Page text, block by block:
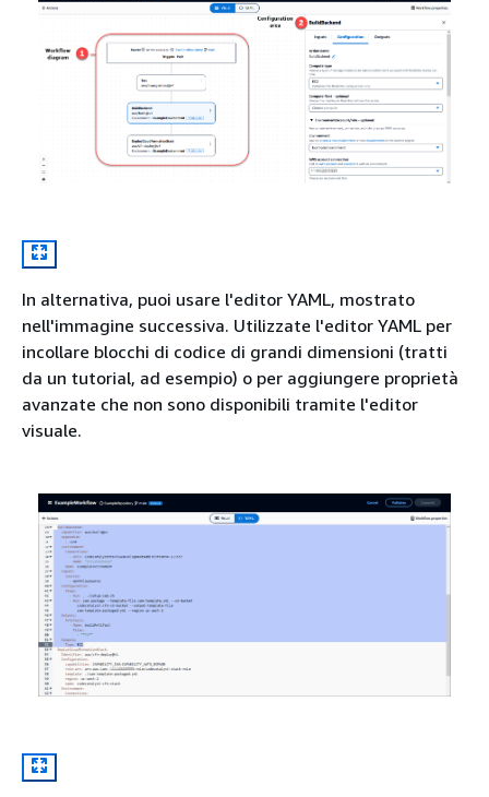
In alternativa, puoi usare l'editor YAML, mostrato
nell'immagine successiva. Utilizzate l'editor YAML per
incollare blocchi di codice di grandi dimensioni (tratti
da un tutorial, ad esempio) o per aggiungere proprietà
avanzate che non sono disponibili tramite l'editor
visuale.